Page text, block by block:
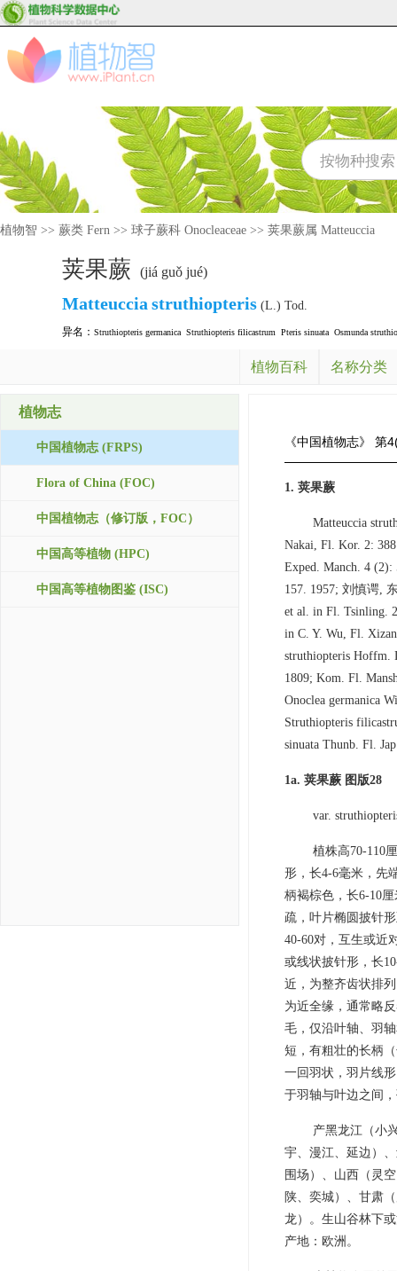
植物智 >> 蕨类 Fern >> 球子蕨科 Onocleaceae >> 荚果蕨属 Matteuccia
荚果蕨 (jiá guǒ jué)
Matteuccia struthiopteris (L.) Tod.
异名： Struthiopteris germanica Struthiopteris filicastrum Pteris sinuata Osmunda
植物百科 名称分类
植物志
中国植物志 (FRPS)
Flora of China (FOC)
中国植物志（修订版，FOC）
中国高等植物 (HPC)
中国高等植物图鉴 (ISC)
《中国植物志》 第
1. 荚果蕨
Matteuccia
Nakai, Fl. Kor. 2:
Exped. Manch. 4
157. 1957; 刘慎谔,
et al. in Fl. Tsinling.
in C. Y. Wu, Fl.
struthiopteris Hoffm.
1809; Kom. Fl.
Onoclea germanica
Struthiopteris
sinuata Thunb. Fl.
1a. 荚果蕨 图版28
var.
植株高70-110
形，长4-6毫米，先
柄褐棕色，长6-10
疏，叶片椭圆披针
40-60对，互生或近
或线状披针形，长
近，为整齐齿状排
为近全缘，通常略
毛，仅沿叶轴、羽
短，有粗壮的长柄
一回羽状，羽片线
于羽轴与叶边之间
产黑龙江（小
宇、漫江、延边）
围场）、山西（灵
陕、奕城）、甘肃
龙）。生山谷林下
产地：欧洲。